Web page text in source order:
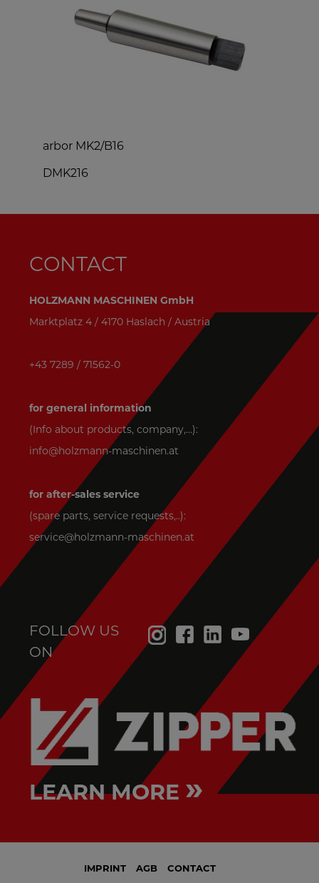
arbor MK2/B16
DMK216
CONTACT
HOLZMANN MASCHINEN GmbH
Marktplatz 4 / 4170 Haslach / Austria
+43 7289 / 71562-0
for general information
(Info about products, company,...):
info@holzmann-maschinen.at
for after-sales service
(spare parts, service requests,..):
service@holzmann-maschinen.at
FOLLOW US
ON
LEARN MORE »
IMPRINT AGB CONTACT